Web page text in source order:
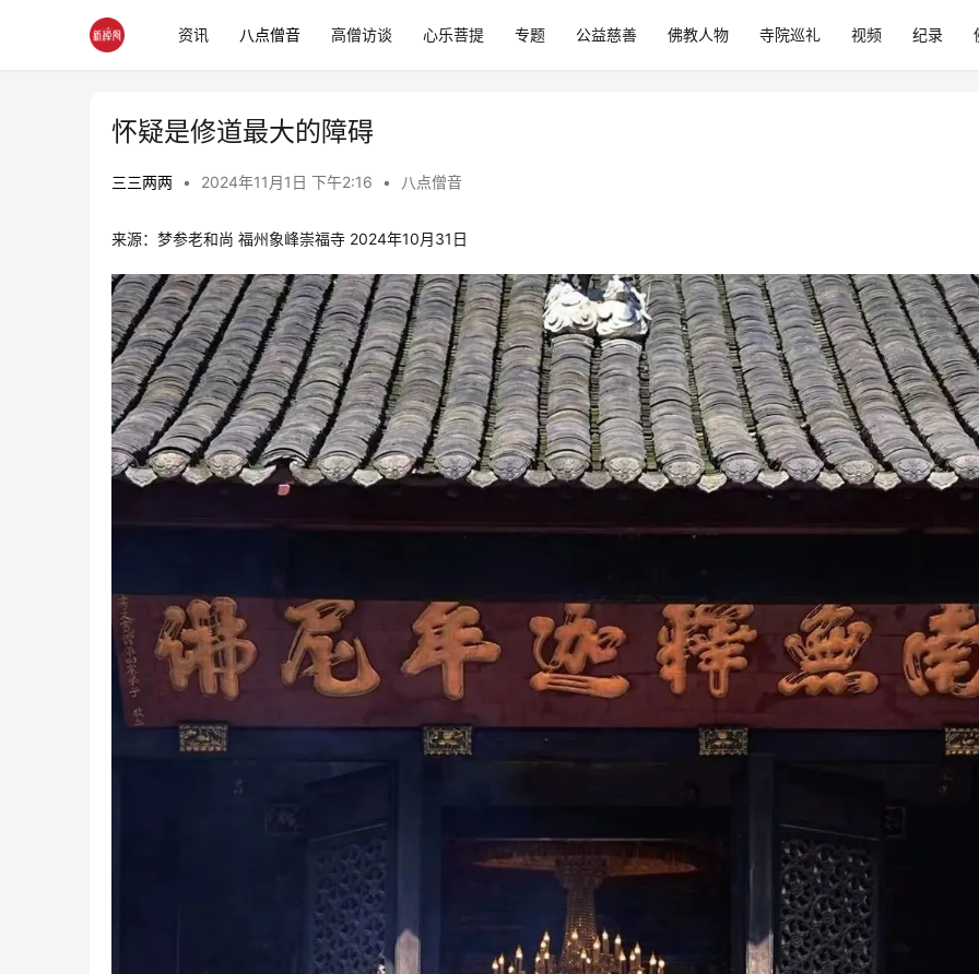
资讯 八点僧音 高僧访谈 心乐菩提 专题 公益慈善 佛教人物 寺院巡礼 视频 纪录
怀疑是修道最大的障碍
三三两两 • 2024年11月1日 下午2:16 • 八点僧音
来源：梦参老和尚 福州象峰崇福寺 2024年10月31日